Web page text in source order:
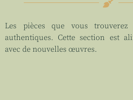
Les pièces que vous
authentiques. Cette section est
avec de nouvelles œuvres.